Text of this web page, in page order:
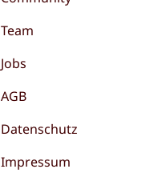
Team
Jobs
AGB
Datenschutz
Impressum